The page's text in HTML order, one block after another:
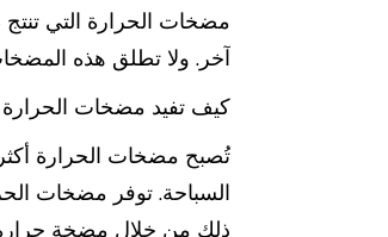
مضخات الحرارة التي
آخر. ولا تطلق هذه
كيف تفيد مضخات الحرارة
تُصبح مضخات الحرارة أكثر
السباحة. توفر مضخات
ذلك من خلال مضخة